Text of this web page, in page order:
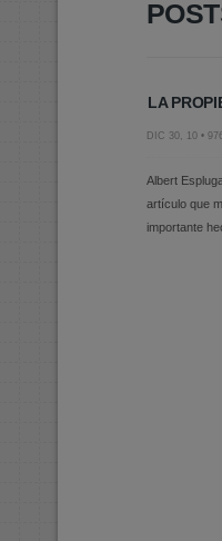
LA
DIC 30, 10 •
Albert
artículo que
importante